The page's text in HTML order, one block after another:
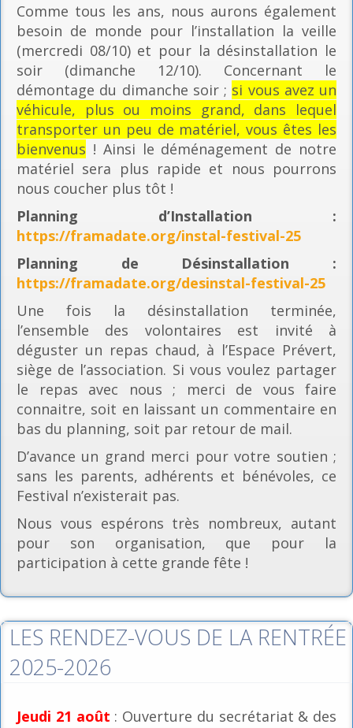
Comme tous les ans, nous aurons également
besoin de monde pour l’installation la veille
(mercredi 08/10) et pour la désinstallation le
soir (dimanche 12/10). Concernant le
démontage du dimanche soir ; si vous avez un
véhicule, plus ou moins grand, dans lequel
transporter un peu de matériel, vous êtes les
bienvenus ! Ainsi le déménagement de notre
matériel sera plus rapide et nous pourrons
nous coucher plus tôt !
Planning d’Installation :
https://framadate.org/instal-festival-25
Planning de Désinstallation :
https://framadate.org/desinstal-festival-25
Une fois la désinstallation terminée,
l’ensemble des volontaires est invité à
déguster un repas chaud, à l’Espace Prévert,
siège de l’association. Si vous voulez partager
le repas avec nous ; merci de vous faire
connaitre, soit en laissant un commentaire en
bas du planning, soit par retour de mail.
D’avance un grand merci pour votre soutien ;
sans les parents, adhérents et bénévoles, ce
Festival n’existerait pas.
Nous vous espérons très nombreux, autant
pour son organisation, que pour la
participation à cette grande fête !
LES RENDEZ-VOUS DE LA RENTRÉE
2025-2026
Jeudi 21 août : Ouverture du secrétariat & des